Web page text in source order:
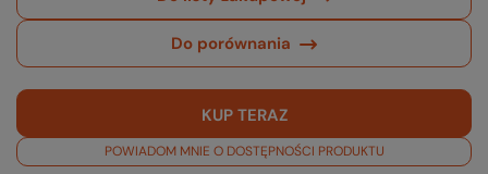
Do porównania
KUP TERAZ
POWIADOM MNIE O DOSTĘPNOŚCI PRODUKTU